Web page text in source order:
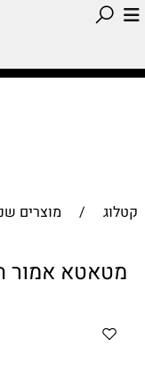
קטלוג / מוצרים
מטאטא אמור